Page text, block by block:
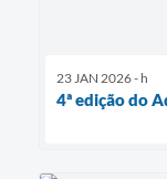
23 JAN 2026 - h
4ª edição do